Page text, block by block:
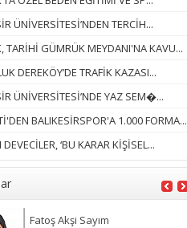
ÜNİVERSİTESİ’NDEN TERCİH...
TARİHİ GÜMRÜK MEYDANI'NA KAVU...
DEREKÖY’DE TRAFİK KAZASI...
ÜNİVERSİTESİ’NDE YAZ SEM�...
BALIKESİRSPOR'A 1.000 FORMA...
‘BU KARAR KİŞİSEL...
Ayşegül Akay
“KURTULDUM”
“SAHTE”
Fatoş Akşi Sayım